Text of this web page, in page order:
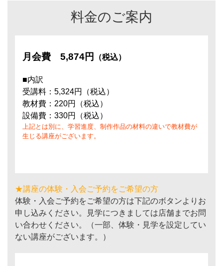
料金のご案内
月会費 5,874円 （税込）
■内訳
受講料：5,324円（税込）
教材費：220円（税込）
設備費：330円（税込）
上記とは別に、学習進度、制作作品の材料の違いで教材費が
生じる講座がございます。
★講座の体験・入会ご予約をご希望の方
体験・入会ご予約をご希望の方は下記のボタンよりお
申し込みください。見学につきましては店舗までお問
い合わせください。（一部、体験・見学を設定してい
ない講座がございます。）